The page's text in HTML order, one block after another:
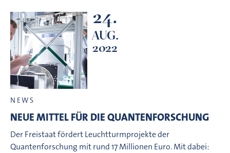
24.
AUG.
2022
NEWS
NEUE MITTEL FÜR DIE QUANTENFORSCHUNG
Der Freistaat fördert Leuchtturmprojekte der
Quantenforschung mit rund 17 Millionen Euro. Mit dabei: